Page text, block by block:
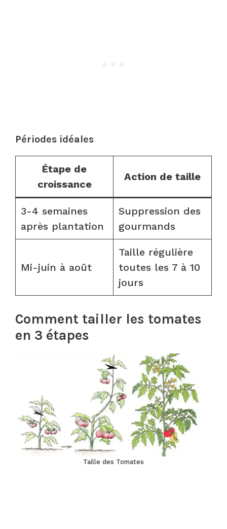
Périodes idéales
Étape de
croissance
Action de taille
3-4 semaines
après plantation
Suppression des
gourmands
Mi-juin à août
Taille régulière
toutes les 7 à 10
jours
Comment tailler les tomates
en 3 étapes
Taille des Tomates